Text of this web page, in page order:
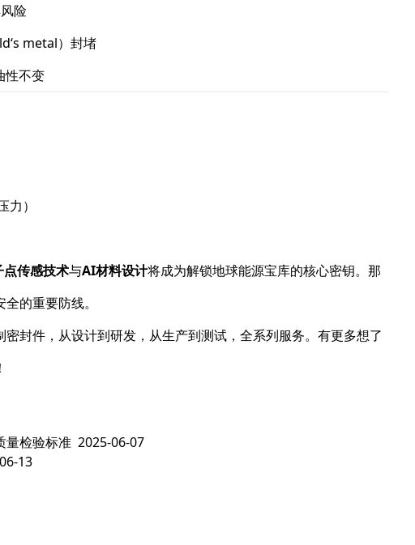
险
metal）封堵
性不变
）
点传感技术与AI材料设计将成为解锁地球能源宝库的核心密钥。那
的重要防线。
封件，从设计到研发，从生产到测试，全系列服务。有更多想了
量检验标准 2025-06-07
13